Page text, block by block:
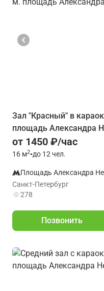
Зал "Красный" в
площадь Александра
от 1450 ₽/час
16 м2•до 12 чел.
Площадь Александра
Санкт-Петербург
278
Позвонить